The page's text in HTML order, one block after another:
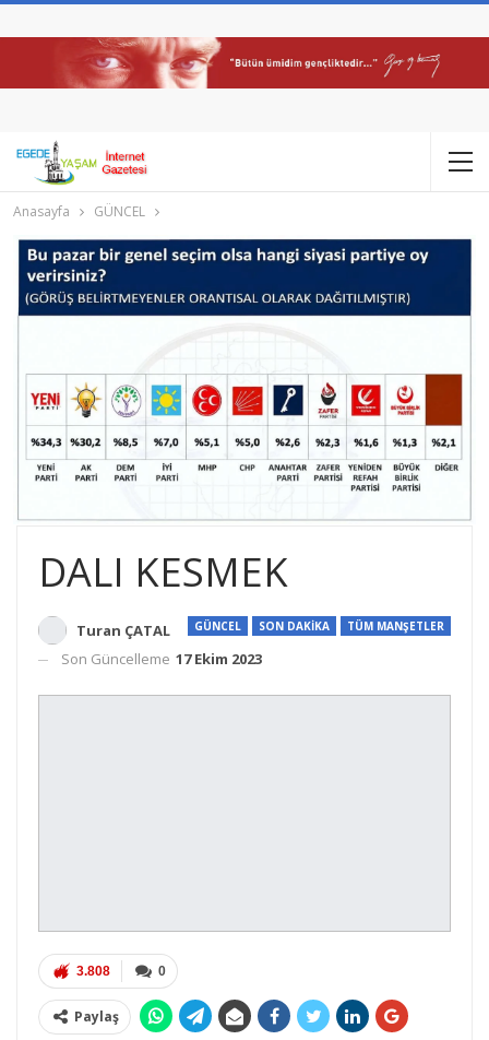
Anasayfa GÜNCEL
DALI KESMEK
GÜNCEL SON DAKİKA TÜM MANŞETLER
Turan ÇATAL
Son Güncelleme 17 Ekim 2023
0
3.808
Paylaş